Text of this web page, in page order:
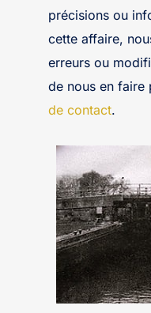
précisions ou
cette affaire,
erreurs ou
de nous en faire
de contact.